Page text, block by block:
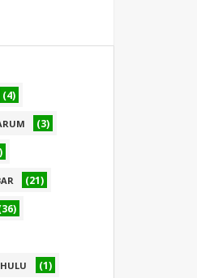
(4)
(3)
(21)
(1)